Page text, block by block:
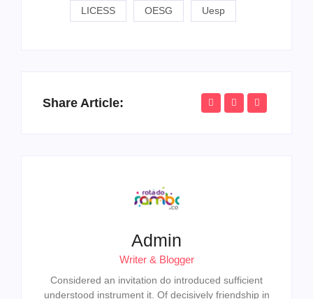
LICESS OESG Uesp
Share Article:
Admin
Writer & Blogger
Considered an invitation do introduced sufficient
understood instrument it. Of decisively friendship in